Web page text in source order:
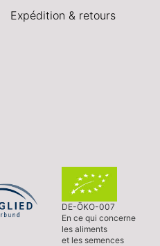
Expédition & retours
DE-ÖKO-007
En ce qui concerne
les aliments
et les semences